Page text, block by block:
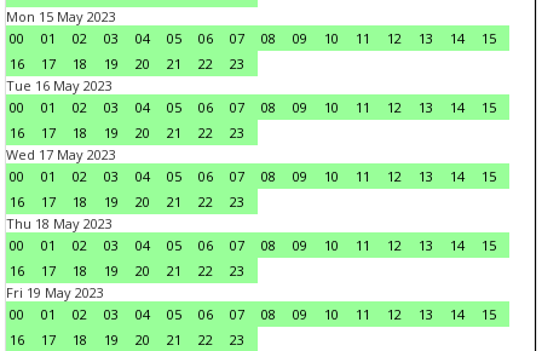
Mon 15 May 2023
00
01 02 03 04 05 06 07 08 09 10 11 12 13 14
15
16
17 18 19 20 21 22
23
Tue 16 May 2023
00
01 02 03 04 05 06 07 08 09 10 11 12 13 14
15
16
17 18 19 20 21 22
23
Wed 17 May 2023
00
01 02 03 04 05 06 07 08 09 10 11 12 13 14
15
16
17 18 19 20 21 22
23
Thu 18 May 2023
00
01 02 03 04 05 06 07 08 09 10 11 12 13 14
15
16
17 18 19 20 21 22
23
Fri 19 May 2023
00
01 02 03 04 05 06 07 08 09 10 11 12 13 14
15
16
17 18 19 20 21 22
23